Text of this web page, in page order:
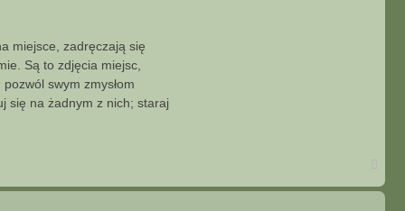
miejsce, zadręczają się
Są to zdjęcia miejsc,
swym zmysłom
się na żadnym z nich; staraj
g